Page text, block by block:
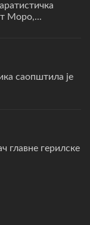
Моро,...
саопштила је
главне герилске